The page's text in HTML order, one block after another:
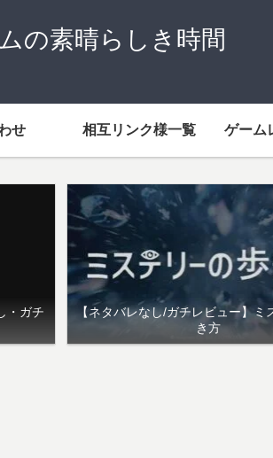
の素晴らしき時間
せ 相互リンク様一覧 ゲーム
・ガチ
【ネタバレなし/ガチレビュー】ミ
き方